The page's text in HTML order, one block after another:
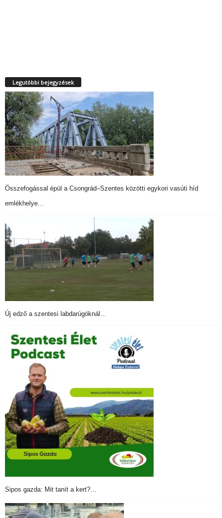
Legutóbbi bejegyzések
Összefogással épül a Csongrád–Szentes közötti egykori vasúti híd
emlékhelye…
Új edző a szentesi labdarúgóknál…
Sipos gazda: Mit tanít a kert?…